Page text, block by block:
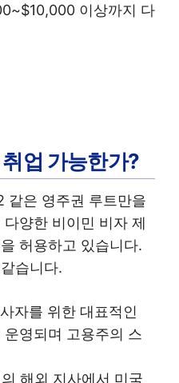
이상까지 다
업 가능한가?
같은 영주권 루트만을
양한 비이민 비자 제
허용하고 있습니다.
습니다.
자를 위한 대표적인
영되며 고용주의 스
해외 지사에서 미국